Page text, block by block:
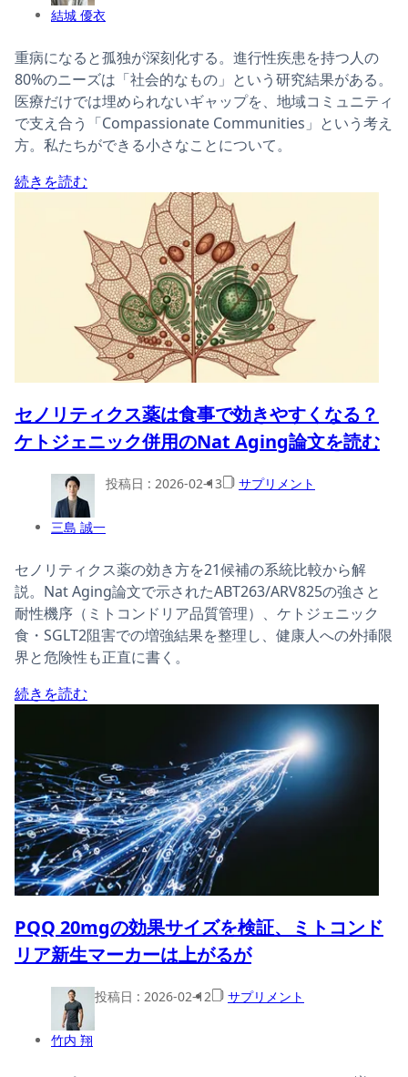
結城 優衣
重病になると孤独が深刻化する。進行性疾患を持つ人の
80%のニーズは「社会的なもの」という研究結果がある。
医療だけでは埋められないギャップを、地域コミュニティ
で支え合う「Compassionate Communities」という考え
方。私たちができる小さなことについて。
続きを読む
セノリティクス薬は食事で効きやすくなる？
ケトジェニック併用のNat Aging論文を読む
三島 誠一
投稿日 : 2026-02-13 サプリメント
セノリティクス薬の効き方を21候補の系統比較から解
説。Nat Aging論文で示されたABT263/ARV825の強さと
耐性機序（ミトコンドリア品質管理）、ケトジェニック
食・SGLT2阻害での増強結果を整理し、健康人への外挿限
界と危険性も正直に書く。
続きを読む
PQQ 20mgの効果サイズを検証、ミトコンド
リア新生マーカーは上がるが
竹内 翔
投稿日 : 2026-02-12 サプリメント